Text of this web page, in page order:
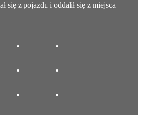
się z pojazdu i oddalił się z miejsca